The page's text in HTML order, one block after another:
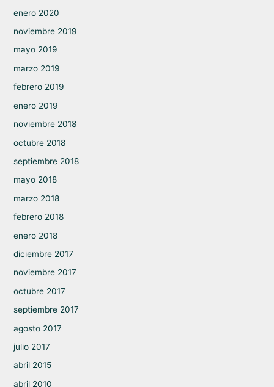
enero 2020
noviembre 2019
mayo 2019
marzo 2019
febrero 2019
enero 2019
noviembre 2018
octubre 2018
septiembre 2018
mayo 2018
marzo 2018
febrero 2018
enero 2018
diciembre 2017
noviembre 2017
octubre 2017
septiembre 2017
agosto 2017
julio 2017
abril 2015
abril 2010